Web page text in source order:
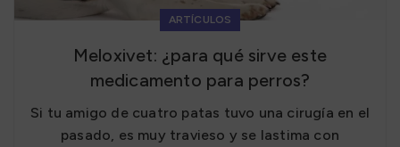
ARTÍCULOS
Meloxivet: ¿para qué sirve este
medicamento para perros?
Si tu amigo de cuatro patas tuvo una cirugía en el
pasado, es muy travieso y se lastima con